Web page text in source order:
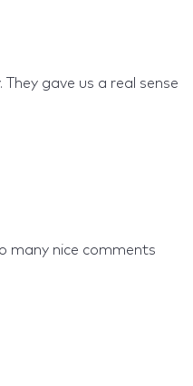
gave us a real sense
many nice comments